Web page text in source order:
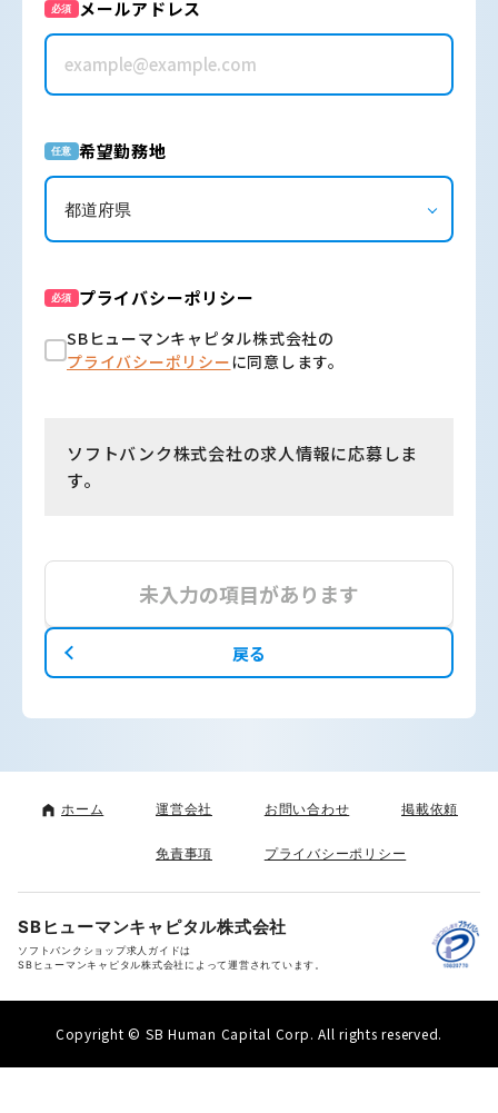
必須 メールアドレス
任意 希望勤務地
必須 プライバシーポリシー
SBヒューマンキャピタル株式会社の
プライバシーポリシーに同意します。
ソフトバンク株式会社の求人情報に応募しま
す。
未入力の項目があります
戻る
ホーム 運営会社 お問い合わせ 掲載依頼
免責事項 プライバシーポリシー
SBヒューマンキャピタル株式会社
ソフトバンクショップ求人ガイドは
SBヒューマンキャピタル株式会社によって運営されています。
Copyright © SB Human Capital Corp. All rights reserved.